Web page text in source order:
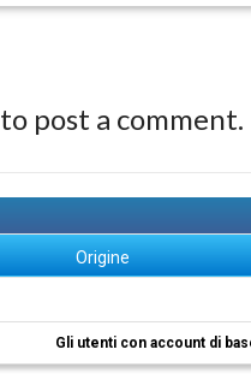
to post a comment.
Origine
Gli utenti con account di